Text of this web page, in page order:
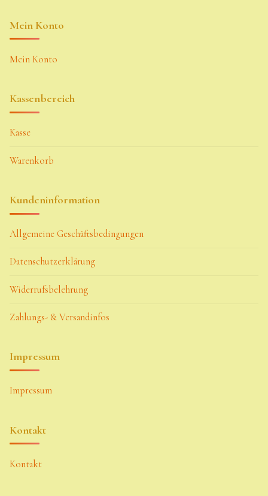
Mein Konto
Mein Konto
Kassenbereich
Kasse
Warenkorb
Kundeninformation
Allgemeine Geschäftsbedingungen
Datenschutzerklärung
Widerrufsbelehrung
Zahlungs- & Versandinfos
Impressum
Impressum
Kontakt
Kontakt